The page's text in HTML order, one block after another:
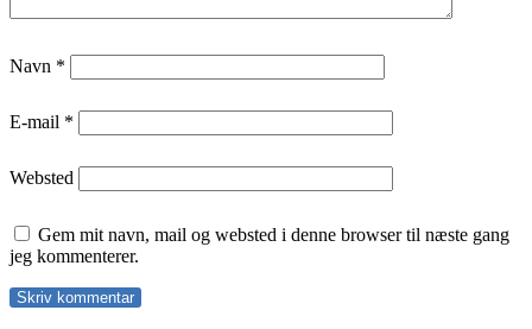
Navn *
E-mail *
Websted
Gem mit navn, mail og websted i denne browser til næste gang
jeg kommenterer.